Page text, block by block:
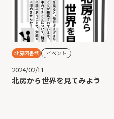
北房図書館 イベント
2024/02/11
北房から世界を見てみよう